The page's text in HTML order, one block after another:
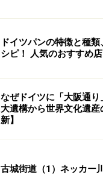
ドイツパンの特徴と種
シピ！ 人気のおすすめ
なぜドイツに「大阪通
大遺構から世界文化遺
新】
古城街道（1）ネッカー